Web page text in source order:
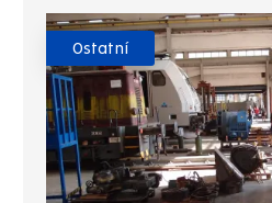
Ostatní